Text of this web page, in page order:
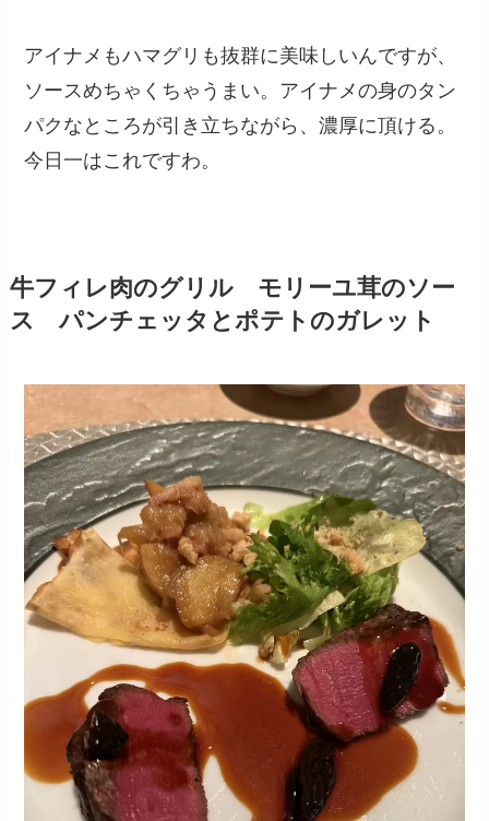
アイナメもハマグリも抜群に美味しいんですが、
ソースめちゃくちゃうまい。アイナメの身のタン
パクなところが引き立ちながら、濃厚に頂ける。
今日一はこれですわ。
牛フィレ肉のグリル モリーユ茸のソー
ス パンチェッタとポテトのガレット